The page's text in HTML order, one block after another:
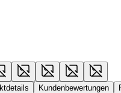
Kundenbewertungen